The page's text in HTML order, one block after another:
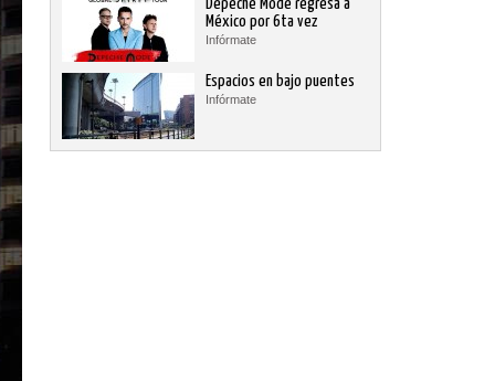
Depeche Mode regresa a
México por 6ta vez
Infórmate
Espacios en bajo puentes
Infórmate